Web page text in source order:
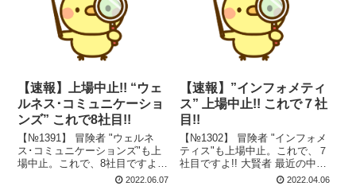
【速報】上場中止!! “ウェ
ルネス･コミュニケーショ
ンズ” これで8社目!!
【№1391】 冒険者 "ウェルネ
ス･コミュニケーションズ"も上
場中止。これで、8社目ですよ!!
※REITは除く 大賢者 中止理由
2022.06.07
【速報】”インフォメティ
ス” 上場中止!! これで７社
目!!
【№1302】 冒険者 "インフォメ
ティス"も上場中止。これで、７
社目ですよ!! 大賢者 最近の中止
理由は、「ウクライナ情勢・株
2022.04.06